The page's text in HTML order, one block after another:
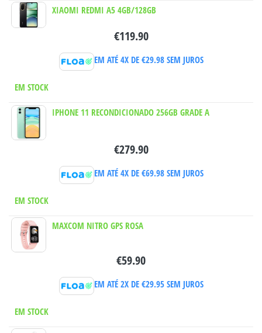
XIAOMI REDMI A5 4GB/128GB
€119.90
EM ATÉ 4X DE €29.98SEM JUROS
EM STOCK
IPHONE 11 RECONDICIONADO 256GB GRADE A
€279.90
EM ATÉ 4X DE €69.98SEM JUROS
EM STOCK
MAXCOM NITRO GPS ROSA
€59.90
EM ATÉ 2X DE €29.95SEM JUROS
EM STOCK